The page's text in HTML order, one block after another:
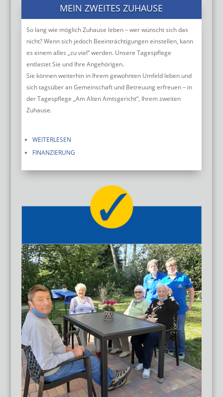
MEIN ZWEITES ZUHAUSE
So lang wie möglich Zuhause leben – wer wünscht sich das
nicht? Wenn sich jedoch Beeinträchtigungen einstellen, kann
es einem alles „zu viel“ werden. Unsere Tagespflege
entlastet Sie und Ihre Angehörigen.
Sie können weiterhin in Ihrem gewohnten Umfeld leben und
sich tagsüber an Gemeinschaft und Betreuung erfreuen – in
der Tagespflege „Am Alten Amtsgericht“, Ihrem zweiten
Zuhause.
WEITERLESEN
FINANZIERUNG